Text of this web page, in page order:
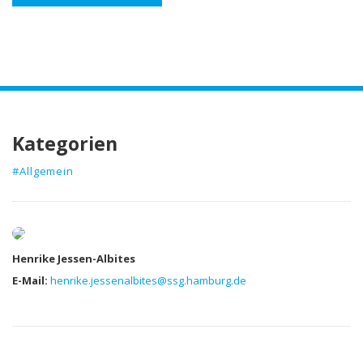
Kategorien
#Allgemein
Autor
Henrike Jessen-Albites
E-Mail: henrike.jessenalbites@ssg.hamburg.de